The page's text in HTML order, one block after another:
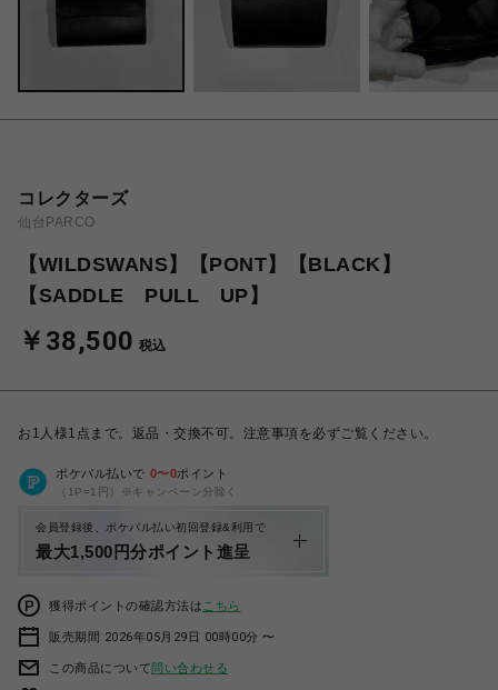
コレクターズ
仙台PARCO
【WILDSWANS】【PONT】【BLACK】
【SADDLE PULL UP】
￥38,500 税込
お1人様1点まで。返品・交換不可。注意事項を必ずご覧ください。
ポケパル払いで 0〜0ポイント
（1P=1円）※キャンペーン分除く
会員登録後、ポケパル払い初回登録&利用で
最大1,500円分ポイント進呈
獲得ポイントの確認方法は こちら
販売期間 2026年05月29日 00時00分 〜
この商品について問い合わせる